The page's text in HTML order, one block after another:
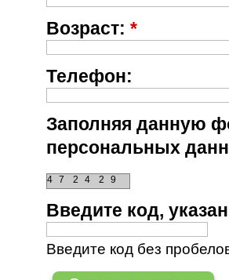
Возраст: *
Телефон:
Заполняя данную
персональных
4 7 2 4 2 9
Введите код,
Введите код без